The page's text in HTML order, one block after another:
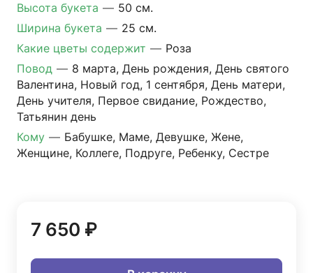
Высота букета — 50 см.
Ширина букета — 25 см.
Какие цветы содержит — Роза
Повод — 8 марта, День рождения, День святого
Валентина, Новый год, 1 сентября, День матери,
День учителя, Первое свидание, Рождество,
Татьянин день
Кому — Бабушке, Маме, Девушке, Жене,
Женщине, Коллеге, Подруге, Ребенку, Сестре
7 650 ₽